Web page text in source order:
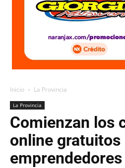
Inicio La Provincia
La Provincia
Comienzan los
online gratuitos
emprendedores